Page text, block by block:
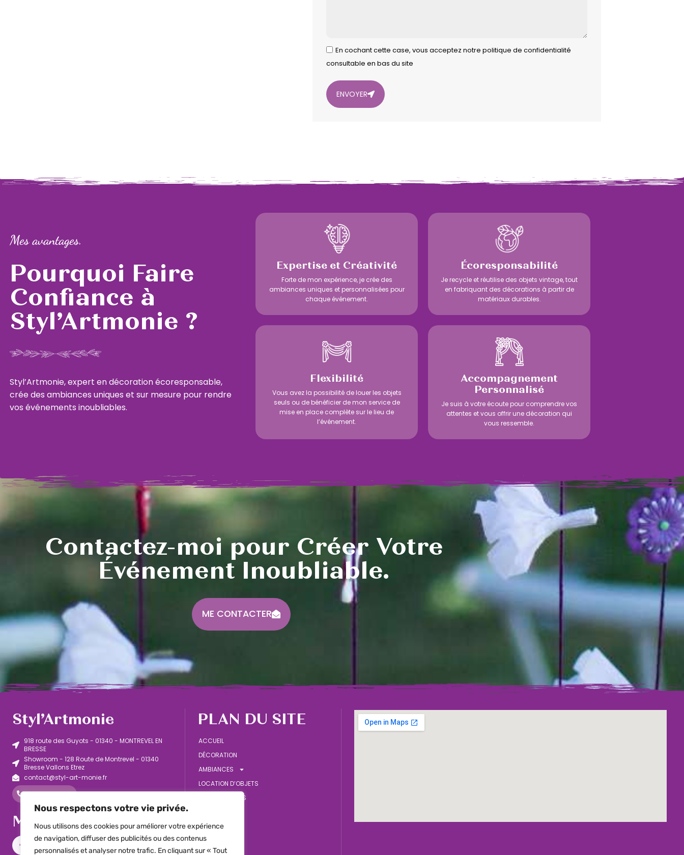
Nous respectons votre vie privée.
Nous utilisons des cookies pour améliorer votre expérience
de navigation, diffuser des publicités ou des contenus
personnalisés et analyser notre trafic. En cliquant sur « Tout
En cochant cette case, vous acceptez notre politique de confidentialité
consultable en bas du site
ENVOYER
Mes avantages.
Pourquoi Faire
Confiance à
Styl’Artmonie ?
Styl’Artmonie, expert en décoration écoresponsable,
crée des ambiances uniques et sur mesure pour rendre
vos événements inoubliables.
Expertise et Créativité
Forte de mon expérience, je crée des
ambiances uniques et personnalisées pour
chaque événement.
Écoresponsabilité
Je recycle et réutilise des objets vintage, tout
en fabriquant des décorations à partir de
matériaux durables.
Flexibilité
Vous avez la possibilité de louer les objets
seuls ou de bénéficier de mon service de
mise en place complète sur le lieu de
l’événement.
Accompagnement
Personnalisé
Je suis à votre écoute pour comprendre vos
attentes et vous offrir une décoration qui
vous ressemble.
Contactez-moi pour Créer Votre
Événement Inoubliable.
ME CONTACTER
Styl’Artmonie
918 route des Guyots - 01340 - MONTREVEL EN
BRESSE
Showroom - 128 Route de Montrevel - 01340
Bresse Vallons Etrez
contact@styl-art-monie.fr
06 03 08 81 07
ME SUIVRE
PLAN DU SITE
ACCUEIL
DÉCORATION
AMBIANCES
LOCATION D’OBJETS
VENTE D’OBJETS